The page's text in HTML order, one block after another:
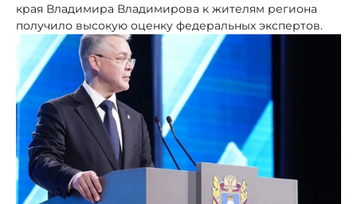
края Владимира Владимирова к жителям региона
получило высокую оценку федеральных экспертов.